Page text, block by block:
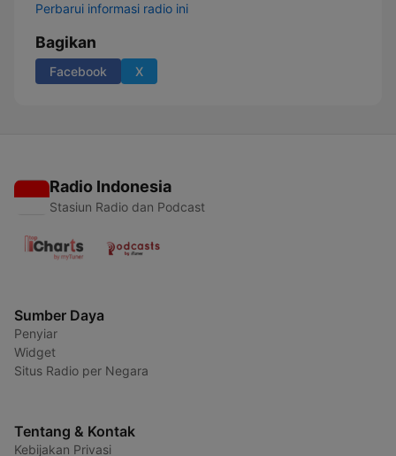
Perbarui informasi radio ini
Bagikan
Facebook X
Radio Indonesia
Stasiun Radio dan Podcast
Sumber Daya
Penyiar
Widget
Situs Radio per Negara
Tentang & Kontak
Kebijakan Privasi